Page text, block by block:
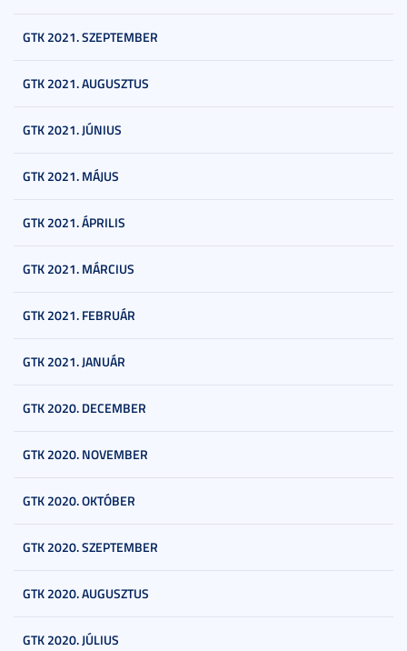
GTK 2021. SZEPTEMBER
GTK 2021. AUGUSZTUS
GTK 2021. JÚNIUS
GTK 2021. MÁJUS
GTK 2021. ÁPRILIS
GTK 2021. MÁRCIUS
GTK 2021. FEBRUÁR
GTK 2021. JANUÁR
GTK 2020. DECEMBER
GTK 2020. NOVEMBER
GTK 2020. OKTÓBER
GTK 2020. SZEPTEMBER
GTK 2020. AUGUSZTUS
GTK 2020. JÚLIUS